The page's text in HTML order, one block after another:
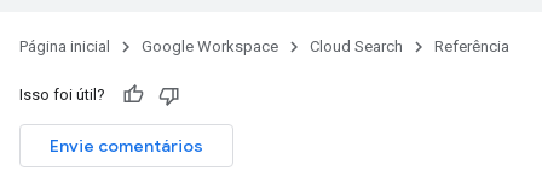
Página inicial Google Workspace Cloud Search Referência
Isso foi útil?
Envie comentários